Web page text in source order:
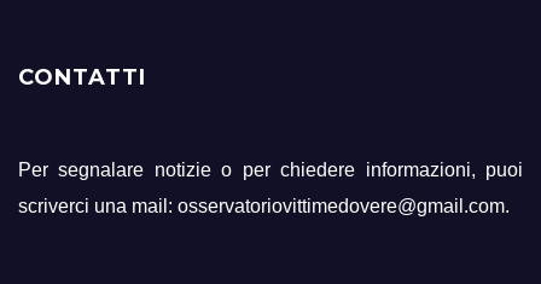
CONTATTI
Per segnalare notizie o per chiedere informazioni, puoi
scriverci una mail: osservatoriovittimedovere@gmail.com.